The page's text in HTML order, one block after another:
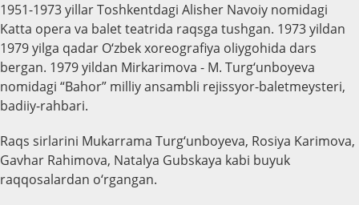
1951-1973 yillar Toshkentdagi Alisher Navoiy nomidagi
Katta opera va balet teatrida raqsga tushgan. 1973 yildan
1979 yilga qadar O‘zbek xoreografiya oliygohida dars
bergan. 1979 yildan Mirkarimova - M. Turg‘unboyeva
nomidagi “Bahor” milliy ansambli rejissyor-baletmeysteri,
badiiy-rahbari.
Raqs sirlarini Mukarrama Turg‘unboyeva, Rosiya Karimova,
Gavhar Rahimova, Natalya Gubskaya kabi buyuk
raqqosalardan o‘rgangan.